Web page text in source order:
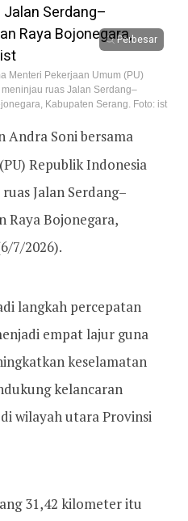
Perbesar
Menteri Pekerjaan Umum (PU)
ruas Jalan Serdang–
Kabupaten Serang. Foto: ist
Andra Soni bersama
Republik Indonesia
Jalan Serdang–
Raya Bojonegara,
7/2026).
langkah percepatan
empat lajur guna
keselamatan
kelancaran
wilayah utara Provinsi
31,42 kilometer itu